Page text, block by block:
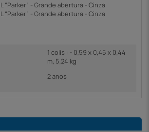
“Parker” - Grande abertura - Cinza
“Parker” - Grande abertura - Cinza
1 colis : - 0,59 x 0,45 x 0,44
m, 5,24 kg
2 anos